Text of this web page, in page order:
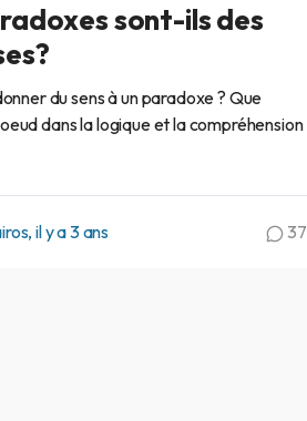
sont-ils des
du sens à un paradoxe ? Que
dans la logique et la compréhension
il y a 3 ans 37